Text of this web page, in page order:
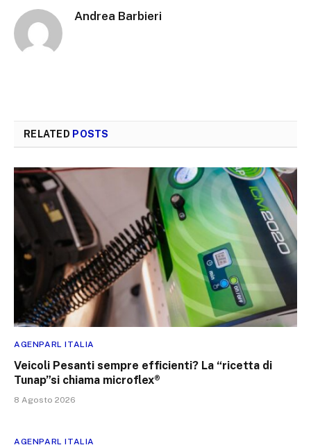
Andrea Barbieri
RELATED POSTS
AGENPARL ITALIA
Veicoli Pesanti sempre efficienti? La “ricetta di
Tunap”si chiama microflex®
8 Agosto 2026
AGENPARL ITALIA